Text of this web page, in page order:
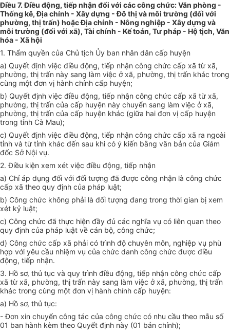
Điều 7. Điều động, tiếp nhận đối với các công chức: Văn phòng -
Thống kê, Địa chính - Xây dựng - Đô thị và môi trường (đối với
phường, thị trấn) hoặc Địa chính - Nông nghiệp - Xây dựng và
môi trường (đối với xã), Tài chính - Kế toán, Tư pháp - Hộ tịch, Văn
hóa - Xã hội
1. Thẩm quyền của Chủ tịch Ủy ban nhân dân cấp huyện
a) Quyết định việc điều động, tiếp nhận công chức cấp xã từ xã,
phường, thị trấn này sang làm việc ở xã, phường, thị trấn khác trong
cùng một đơn vị hành chính cấp huyện;
b) Quyết định việc điều động, tiếp nhận công chức cấp xã từ xã,
phường, thị trấn của cấp huyện này chuyển sang làm việc ở xã,
phường, thị trấn của cấp huyện khác (giữa hai đơn vị cấp huyện
trong tỉnh Cà Mau);
c) Quyết định việc điều động, tiếp nhận công chức cấp xã ra ngoài
tỉnh và từ tỉnh khác đến sau khi có ý kiến bằng văn bản của Giám
đốc Sở Nội vụ.
2. Điều kiện xem xét việc điều động, tiếp nhận
a) Chỉ áp dụng đối với đối tượng đã được công nhận là công chức
cấp xã theo quy định của pháp luật;
b) Công chức không phải là đối tượng đang trong thời gian bị xem
xét kỷ luật;
c) Công chức đã thực hiện đầy đủ các nghĩa vụ có liên quan theo
quy định của pháp luật về cán bộ, công chức;
d) Công chức cấp xã phải có trình độ chuyên môn, nghiệp vụ phù
hợp với yêu cầu nhiệm vụ của chức danh công chức được điều
động, tiếp nhận.
3. Hồ sơ, thủ tục và quy trình điều động, tiếp nhận công chức cấp
xã từ xã, phường, thị trấn này sang làm việc ở xã, phường, thị trấn
khác trong cùng một đơn vị hành chính cấp huyện:
a) Hồ sơ, thủ tục:
- Đơn xin chuyển công tác của công chức có nhu cầu theo mẫu số
01 ban hành kèm theo Quyết định này (01 bản chính);